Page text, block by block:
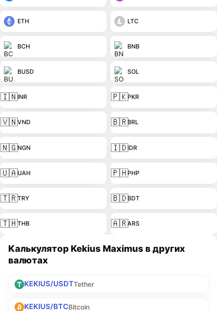
ETH LTC
BCH BNB
BUSD SOL
🇮🇳INR 🇵🇰PKR
🇻🇳VND 🇧🇷BRL
🇳🇬NGN 🇮🇩IDR
🇺🇦UAH 🇵🇭PHP
🇹🇷TRY 🇧🇩BDT
🇹🇭THB 🇦🇷ARS
Калькулятор Kekius Maximus в других
валютах
KEKIUS/USDTTether
KEKIUS/BTCBitcoin